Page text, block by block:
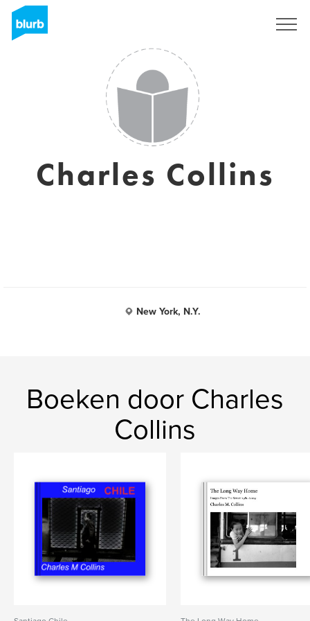
Charles Collins
New York, N.Y.
Boeken door Charles
Collins